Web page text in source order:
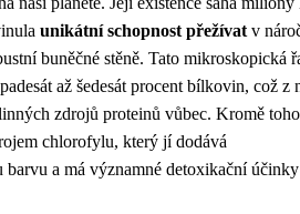
unikátní schopnost přežívat v
buněčné stěně. Tato mikroskopická
až šedesát procent bílkovin, což z
zdrojů proteinů vůbec. Kromě
chlorofylu, který jí dodává
barvu a má významné detoxikační